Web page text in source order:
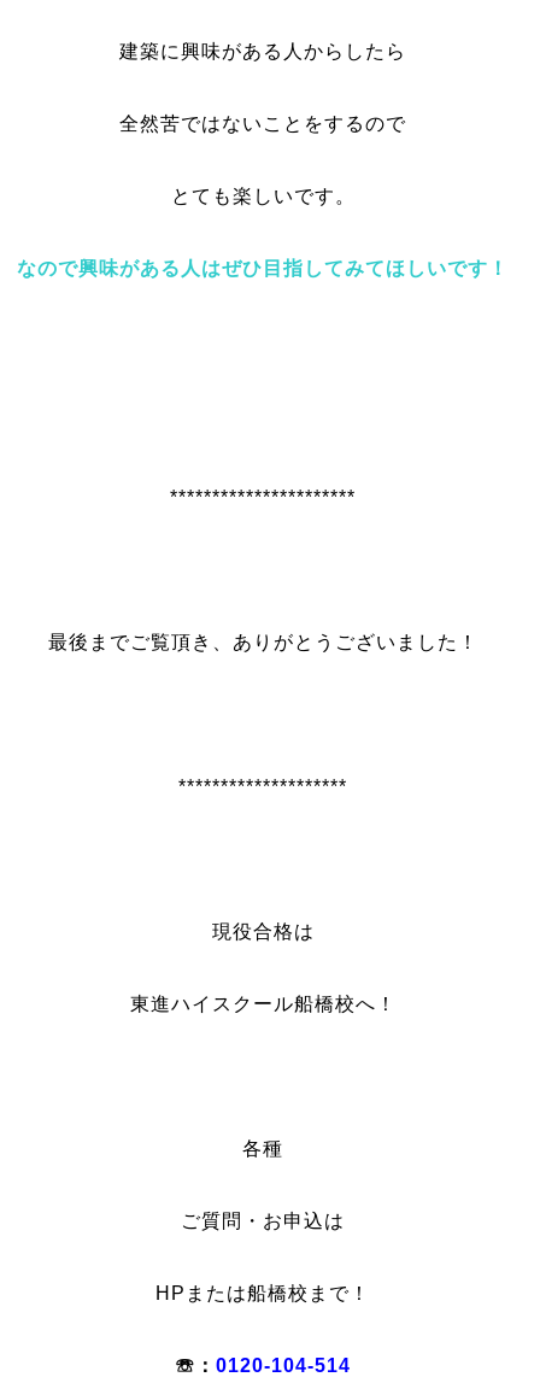
建築に興味がある人からしたら
全然苦ではないことをするので
とても楽しいです。
なので興味がある人はぜひ目指してみてほしいです！
**********************
最後までご覧頂き、ありがとうございました！
********************
現役合格は
東進ハイスクール船橋校へ！
各種
ご質問・お申込は
HPまたは船橋校まで！
☏：0120-104-514